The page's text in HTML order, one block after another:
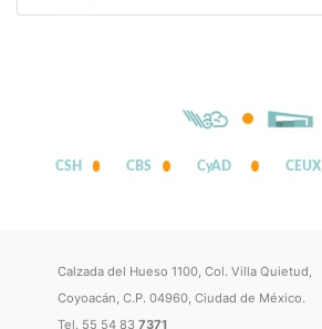
CSH CBS CyAD CEUX
Calzada del Hueso 1100, Col. Villa Quietud,
Coyoacán, C.P. 04960, Ciudad de México.
Tel. 55 54 837371